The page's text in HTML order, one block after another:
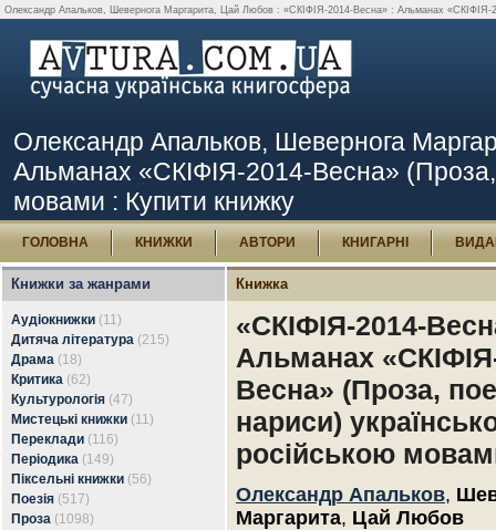
Олександр Апальков, Шевернога Маргарита, Цай Любов : «СКІФІЯ-2014-Весна» : Альманах «СКІФІЯ-
Олександр Апальков, Шевернога
Альманах «СКІФІЯ-2014-Весна» (Проза,
мовами : Купити книжку
ГОЛОВНА КНИЖКИ АВТОРИ КНИГАРНІ
Книжки за жанрами
Аудіокнижки (11)
Дитяча література (215)
Драма (18)
Критика (62)
Культурологія (47)
Мистецькі книжки (11)
Переклади (116)
Періодика (149)
Піксельні книжки (56)
Поезія (517)
Проза (1098)
Книжка
«СКІФІЯ-2014-
Альманах
Весна» (Проза,
нариси)
російською
Олександр Апальков,
Маргарита, Цай Любов